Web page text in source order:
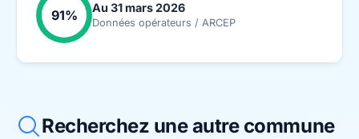
91% Au 31 mars 2026
Données opérateurs / ARCEP
Recherchez une autre commune